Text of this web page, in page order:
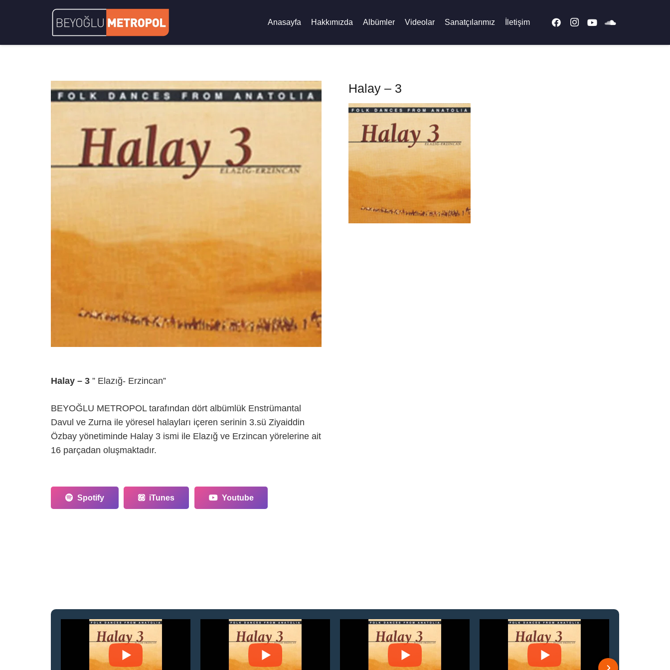
Anasayfa Hakkımızda Albümler Videolar Sanatçılarımız İletişim
Halay – 3 ” Elazığ- Erzincan”
BEYOĞLU METROPOL tarafından dört albümlük Enstrümantal
Davul ve Zurna ile yöresel halayları içeren serinin 3.sü Ziyaiddin
Özbay yönetiminde Halay 3 ismi ile Elazığ ve Erzincan yörelerine ait
16 parçadan oluşmaktadır.
Spotify iTunes Youtube
Halay – 3